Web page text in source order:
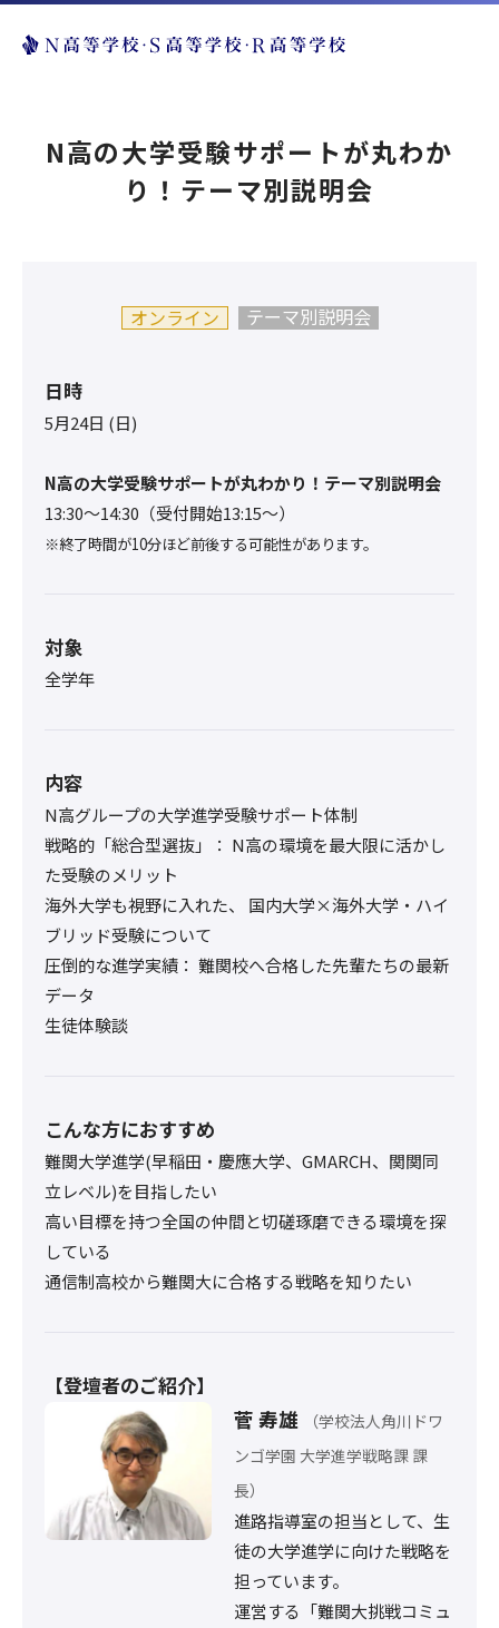
N高の大学受験サポートが丸わか
り！テーマ別説明会
オンライン テーマ別説明会
日時
5月24日 (日)
N高の大学受験サポートが丸わかり！テーマ別説明会
13:30〜14:30（受付開始13:15～）
※終了時間が10分ほど前後する可能性があります。
対象
全学年
内容
N高グループの大学進学受験サポート体制
戦略的「総合型選抜」： N高の環境を最大限に活かし
た受験のメリット
海外大学も視野に入れた、 国内大学×海外大学・ハイ
ブリッド受験について
圧倒的な進学実績： 難関校へ合格した先輩たちの最新
データ
生徒体験談
こんな方におすすめ
難関大学進学(早稲田・慶應大学、GMARCH、関関同
立レベル)を目指したい
高い目標を持つ全国の仲間と切磋琢磨できる環境を探
している
通信制高校から難関大に合格する戦略を知りたい
【登壇者のご紹介】
菅 寿雄
（学校法人角川ドワ
ンゴ学園 大学進学戦略課 課
長）
進路指導室の担当として、生
徒の大学進学に向けた戦略を
担っています。
運営する「難関大挑戦コミュ